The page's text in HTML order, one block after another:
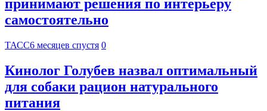
принимают решения по интерьеру
самостоятельно
ТАСС6 месяцев спустя 0
Кинолог Голубев назвал оптимальный
для собаки рацион натурального
питания